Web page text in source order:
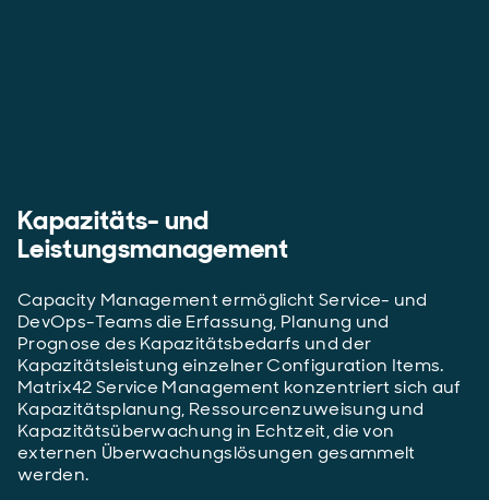
Kapazitäts- und
Leistungsmanagement
Capacity Management ermöglicht Service- und
DevOps-Teams die Erfassung, Planung und
Prognose des Kapazitätsbedarfs und der
Kapazitätsleistung einzelner Configuration Items.
Matrix42 Service Management konzentriert sich auf
Kapazitätsplanung, Ressourcenzuweisung und
Kapazitätsüberwachung in Echtzeit, die von
externen Überwachungslösungen gesammelt
werden.